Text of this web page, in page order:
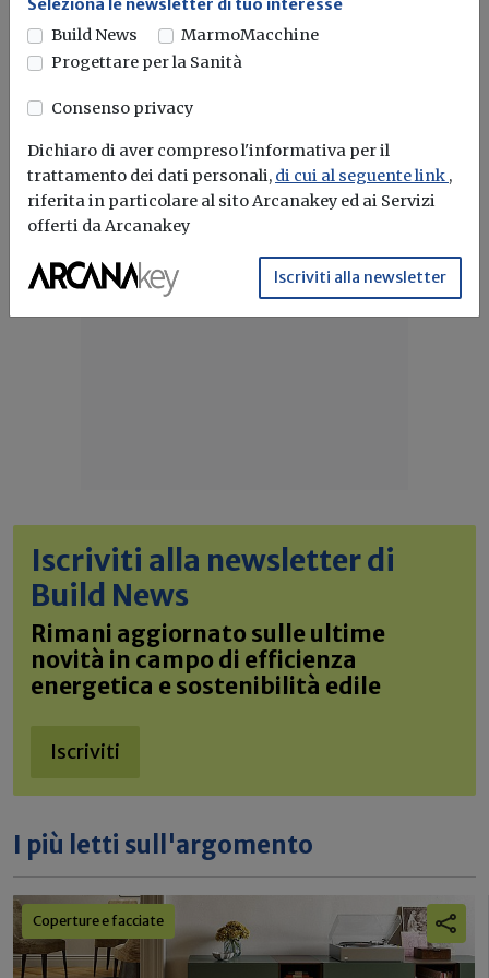
rompigoccia brevettato
Proterrace Under EDGE L e C di Progress Profile evitano le
Iscriviti alla newsletter di
Build News
Rimani aggiornato sulle ultime
novità in campo di efficienza
energetica e sostenibilità edile
Iscriviti
I più letti sull'argomento
Coperture e facciate
Seleziona le newsletter di tuo interesse
Build News
MarmoMacchine
Progettare per la Sanità
Consenso privacy
Dichiaro di aver compreso l'informativa per il
trattamento dei dati personali, di cui al seguente link ,
riferita in particolare al sito Arcanakey ed ai Servizi
offerti da Arcanakey
Iscriviti alla newsletter